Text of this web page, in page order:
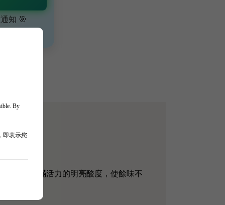
By
即表示您
知 🎯
漿果和充滿活力的明亮酸度，使餘味不